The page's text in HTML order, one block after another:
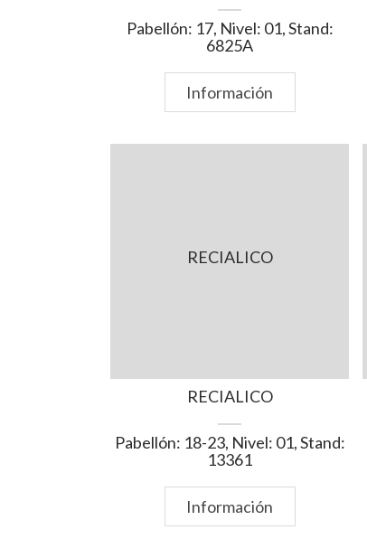
Pabellón: 17, Nivel: 01, Stand:
6825A
Información
RECIALICO
RECIALICO
Pabellón: 18-23, Nivel: 01, Stand:
13361
Información